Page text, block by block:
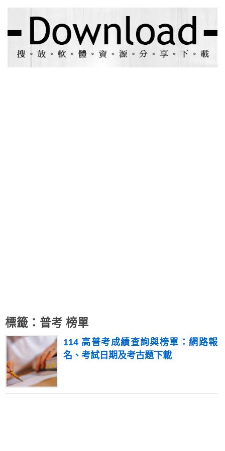
標籤：普考 榜單
114 高普考成績查詢與榜單：網路報
名、考試日期及考古題下載